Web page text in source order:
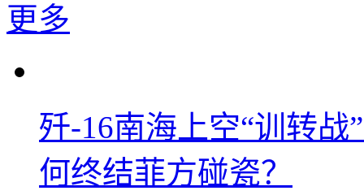
更多
歼-16南海上空“训转
何终结菲方碰瓷？